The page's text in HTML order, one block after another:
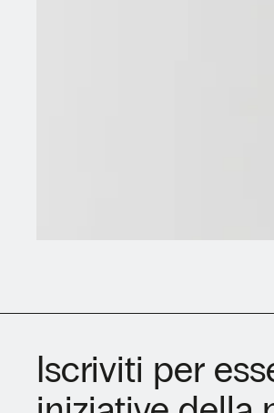
Iscriviti per